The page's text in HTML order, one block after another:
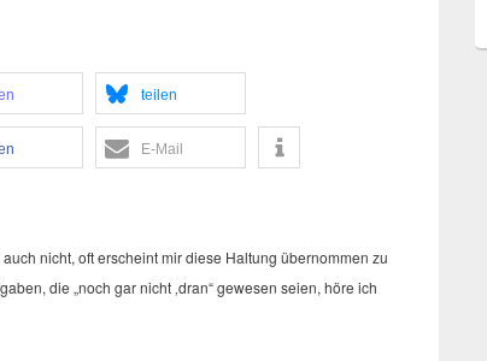
tei­len
E‑Mail
nicht, oft erscheint mir die­se Hal­tung über­nom­men zu
die „noch gar nicht ‚dran“ gewe­sen sei­en, höre ich